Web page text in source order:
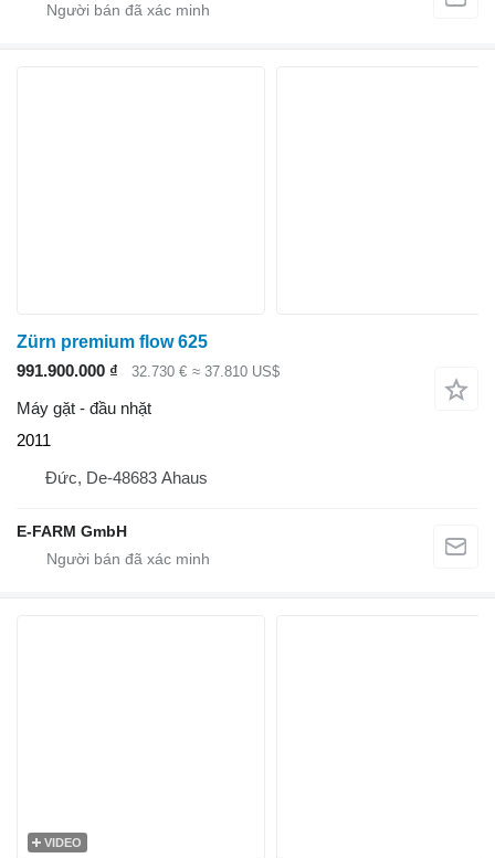
Zürn premium flow 625
991.900.000 ₫
32.730 € ≈ 37.810 US$
Máy gặt - đầu nhặt
2011
Đức, De-48683 Ahaus
E-FARM GmbH
VIDEO